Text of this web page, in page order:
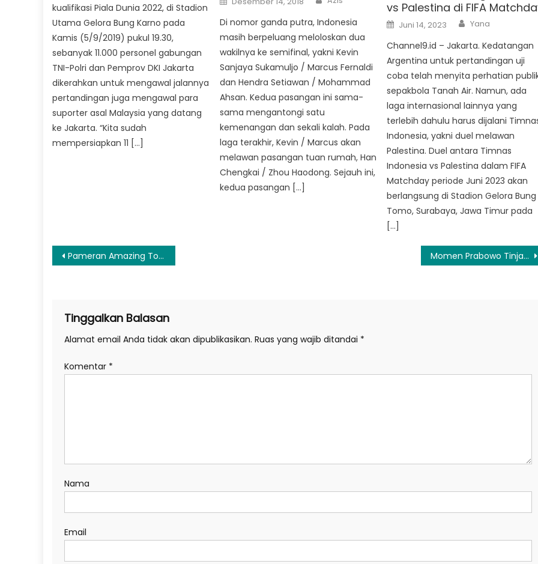
kualifikasi Piala Dunia 2022, di Stadion
Utama Gelora Bung Karno pada
Kamis (5/9/2019) pukul 19.30,
sebanyak 11.000 personel gabungan
TNI-Polri dan Pemprov DKI Jakarta
dikerahkan untuk mengawal jalannya
pertandingan juga mengawal para
suporter asal Malaysia yang datang
ke Jakarta. “Kita sudah
mempersiapkan 11 […]
on
Di nomor ganda putra, Indonesia
masih berpeluang meloloskan dua
wakilnya ke semifinal, yakni Kevin
Sanjaya Sukamuljo / Marcus Fernaldi
dan Hendra Setiawan / Mohammad
Ahsan. Kedua pasangan ini sama-
sama mengantongi satu
kemenangan dan sekali kalah. Pada
laga terakhir, Kevin / Marcus akan
melawan pasangan tuan rumah, Han
Chengkai / Zhou Haodong. Sejauh ini,
kedua pasangan […]
vs Palestina di FIFA
Posted
on
Juni 14, 2023 Author
Yana
Channel9.id – Jakarta. Kedatangan
Argentina untuk pertandingan uji
coba telah menyita perhatian
sepakbola Tanah Air. Namun, ada
laga internasional lainnya yang
terlebih dahulu harus dijalani
Indonesia, yakni duel melawan
Palestina. Duel antara Timnas
Indonesia vs Palestina dalam FIFA
Matchday periode Juni 2023 akan
berlangsung di Stadion Gelora Bung
Tomo, Surabaya, Jawa Timur pada
[…]
Navigasi
Pameran Amazing Toy Show Jakarta 2026 Siap Digelar, Boyong 100 Kreator Art Toy Dunia Momen Prabowo Tinjau RSUD Krui Pesisir Barat, Sapa dan Doakan Kesembuhan Pasien
Tinggalkan Balasan
Alamat email Anda tidak akan dipublikasikan. Ruas yang wajib ditandai *
Komentar *
Nama
Email